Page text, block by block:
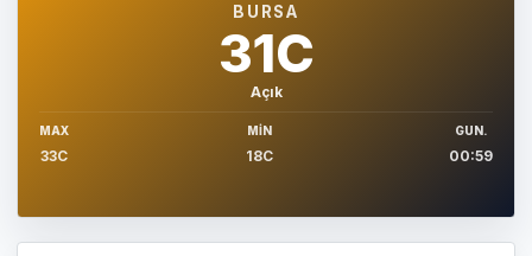
BURSA
31C
Açık
MAX
33C
MIN
18C
GUN.
00:59